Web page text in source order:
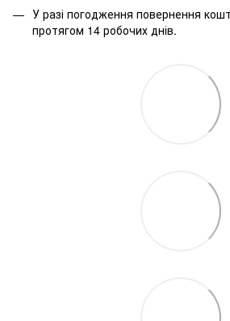
У разі погодження повернення
протягом 14 робочих днів.